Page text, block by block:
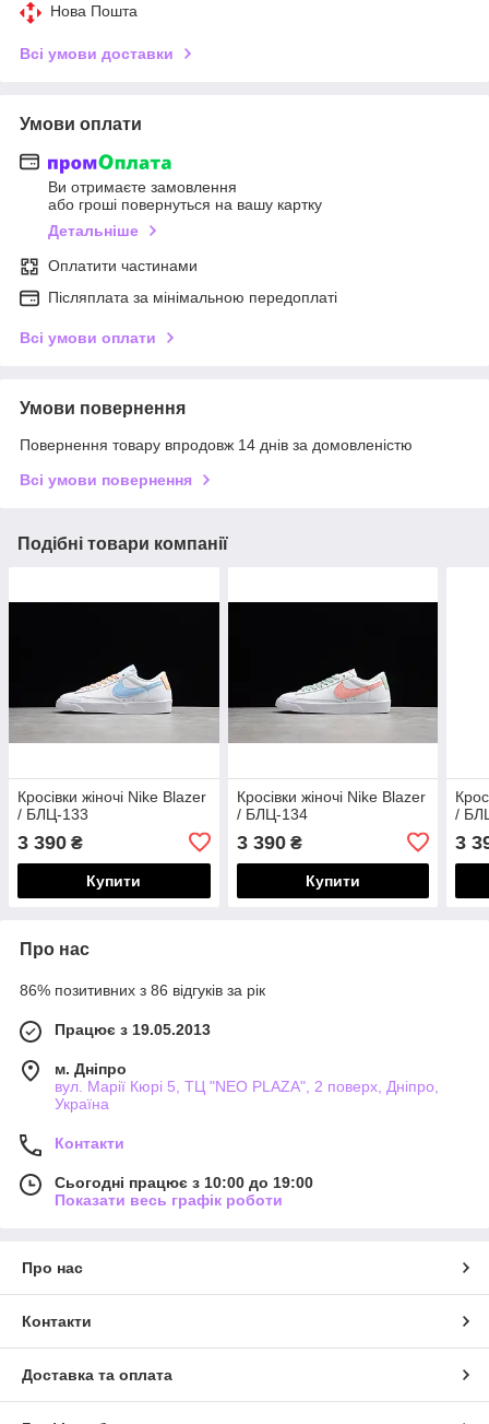
Нова Пошта
Всі умови доставки
Умови оплати
Ви отримаєте замовлення
або гроші повернуться на вашу картку
Детальніше
Оплатити частинами
Післяплата за мінімальною передоплаті
Всі умови оплати
Умови повернення
Повернення товару впродовж 14 днів за домовленістю
Всі умови повернення
Подібні товари компанії
Кросівки жіночі Nike Blazer
/ БЛЦ-133
3 390 ₴
Купити
Кросівки жіночі Nike Blazer
/ БЛЦ-134
3 390₴
Купити
/
3
Про нас
86% позитивних з 86 відгуків за рік
Працює з 19.05.2013
м. Дніпро
вул. Марії Кюрі 5, ТЦ "NEO PLAZA", 2 поверх, Дніпро,
Україна
Контакти
Сьогодні працює з 10:00 до 19:00
Показати весь графік роботи
Про нас
Контакти
Доставка та оплата